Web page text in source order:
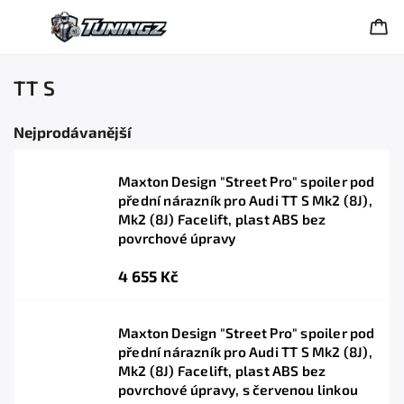
TT S
Nejprodávanější
Maxton Design "Street Pro" spoiler pod
přední nárazník pro Audi TT S Mk2 (8J),
Mk2 (8J) Facelift, plast ABS bez
povrchové úpravy
4 655 Kč
Maxton Design "Street Pro" spoiler pod
přední nárazník pro Audi TT S Mk2 (8J),
Mk2 (8J) Facelift, plast ABS bez
povrchové úpravy, s červenou linkou